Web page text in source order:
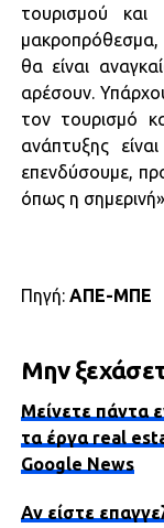
τουρισμού
θα είναι
αρέσουν.
τον τουρισμό
ανάπτυξης
επενδύσουμε,
όπως η
Πηγή:ΑΠΕ-ΜΠΕ
Μην
Μείνετε πάντα
τα έργα real
Google News
Αν είστε